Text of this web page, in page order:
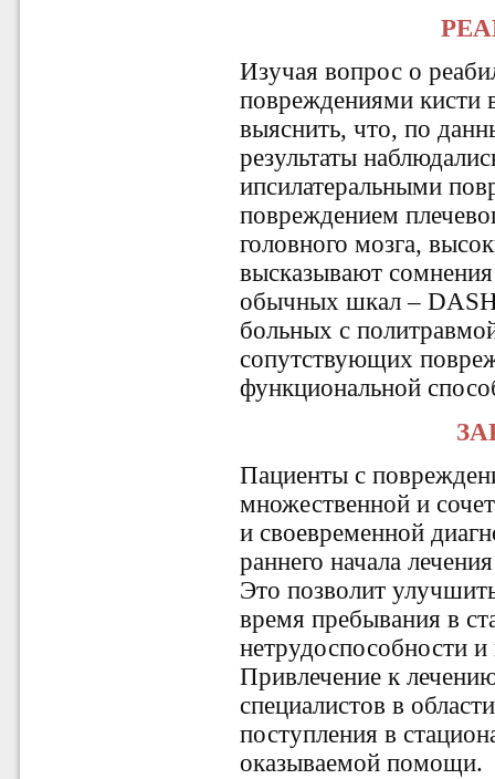
Изучая вопрос о
повреждениями кисти
выяснить, что, по
результаты
ипсилатеральными
повреждением
головного мозга,
высказывают
обычных шкал –
больных с
сопутствующих
функциональной
Пациенты с
множественной и
и своевременной
раннего начала
Это позволит
время пребывания в
нетрудоспособности
Привлечение к
специалистов в
поступления в
оказываемой помощи.